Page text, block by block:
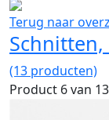
Terug naar
(13 producten)
Product 6 van 13